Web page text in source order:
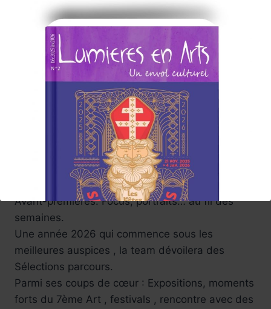
, cette nouvelle saison devrait faire voltiger de
merveilleux flocons d'art , installations,
spectacles, performances, expositions, films .
Des regards croisés à savourer ,autant de
voyages ! De déambulations en festivals - Fidèle
à son ambition , Lumières en Arts tentera de
vous faire partager ses émotions au cœur
d’événements
avec des articles
( illustrés par de petits reportages photos et
Lumières en Arts proposera reportages, brèves,
Avant-premières. Focus, portraits… au fil des
semaines.
Une année 2026 qui commence sous les
meilleures auspices , la team dévoilera des
Sélections parcours.
Parmi ses coups de cœur : Expositions, moments
forts du 7ème Art , festivals , rencontre avec des